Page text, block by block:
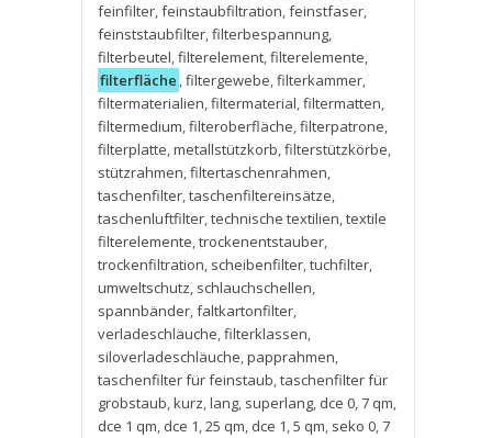
feinfilter,feinstaubfiltration,feinstfaser,
feinststaubfilter,filterbespannung,
filterbeutel,filterelement,filterelemente,
filterfläche ,filtergewebe,filterkammer,
filtermaterialien,filtermaterial,filtermatten,
filtermedium,filteroberfläche,filterpatrone,
filterplatte,metallstützkorb,filterstützkörbe,
stützrahmen,filtertaschenrahmen,
taschenfilter,taschenfiltereinsätze,
taschenluftfilter,technische textilien,textile
filterelemente,trockenentstauber,
trockenfiltration, scheibenfilter,tuchfilter,
umweltschutz, schlauchschellen,
spannbänder,faltkartonfilter,
verladeschläuche,filterklassen,
siloverladeschläuche,papprahmen,
taschenfilter für feinstaub,taschenfilter für
grobstaub,kurz,lang, superlang, dce 0,7 qm,
dce 1 qm, dce 1,25 qm, dce 1,5 qm, seko 0,7